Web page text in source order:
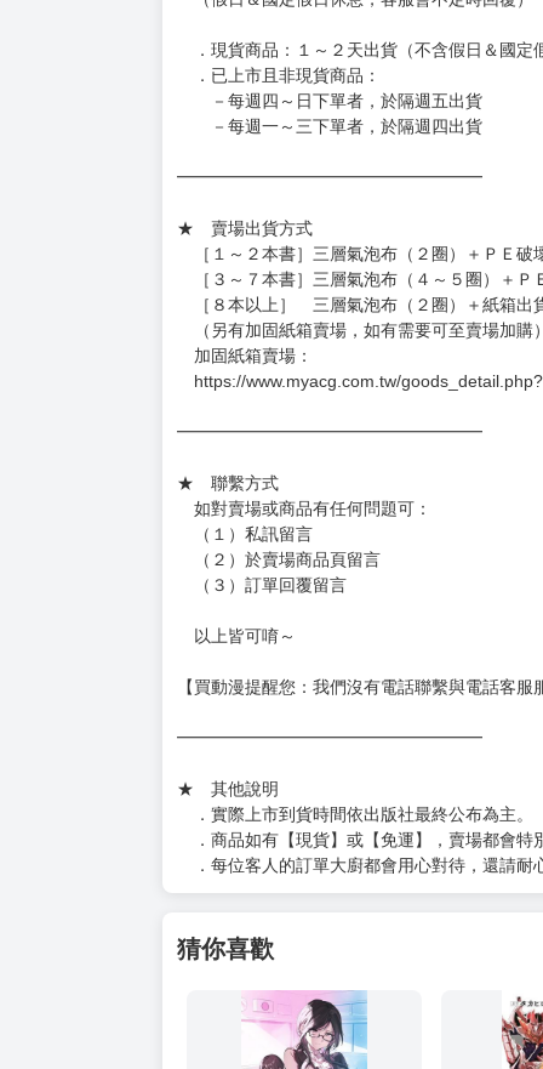
約發售後1個月-2個月抵台。
◆如遇缺貨或砍單，將另行通知並取消訂單，敬
週一～週五 １０：００～１９：００
（假日＆國定假日休息，客服會不定時回覆）
．現貨商品：１～２天出貨（不含假日＆國定
．已上市且非現貨商品：
－每週四～日下單者，於隔週五出貨
－每週一～三下單者，於隔週四出貨
★ 賣場出貨方式
［１～２本書］三層氣泡布（２圈）＋ＰＥ破
［３～７本書］三層氣泡布（４～５圈）＋Ｐ
［８本以上］ 三層氣泡布（２圈）＋紙箱出
（另有加固紙箱賣場，如有需要可至賣場加購
https://www.myacg.com.tw/
━━━━━━━━━━━━━━━━━━
（１）私訊留言
（２）於賣場商品頁留言
（３）訂單回覆留言
【買動漫提醒您：我們沒有電話聯繫與電話客服
★ 其他說明
．實際上市到貨時間依出版社最終公布為主。